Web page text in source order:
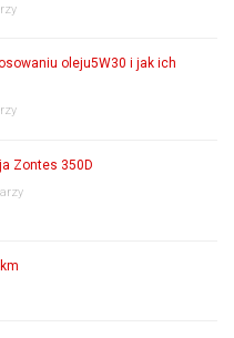
oleju5W30 i jak ich
Zontes 350D